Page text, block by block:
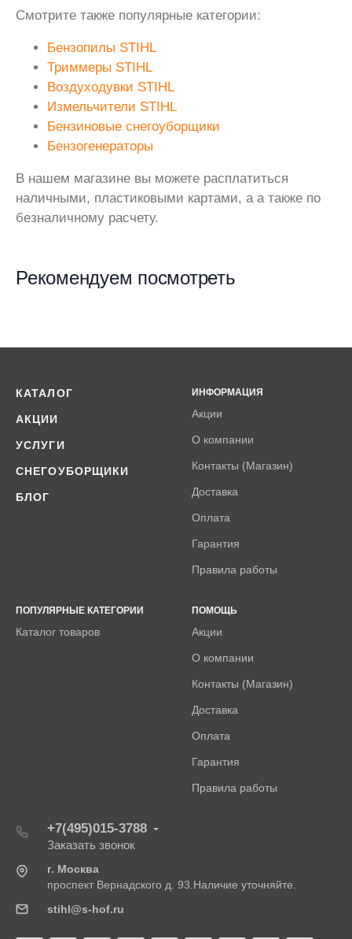
Смотрите также популярные категории:
Бензопилы STIHL
Триммеры STIHL
Воздуходувки STIHL
Измельчители STIHL
Бензиновые снегоуборщики
Бензогенераторы
В нашем магазине вы можете расплатиться
наличными, пластиковыми картами, а а также по
безналичному расчету.
Рекомендуем посмотреть
КАТАЛОГ
АКЦИИ
УСЛУГИ
СНЕГОУБОРЩИКИ
БЛОГ
ИНФОРМАЦИЯ
Акции
О компании
Контакты (Магазин)
Доставка
Оплата
Гарантия
Правила работы
ПОПУЛЯРНЫЕ КАТЕГОРИИ
Каталог товаров
ПОМОЩЬ
Акции
О компании
Контакты (Магазин)
Доставка
Оплата
Гарантия
Правила работы
+7(495)015-3788
Заказать звонок
г. Москва
проспект Вернадского д. 93.Наличие уточняйте.
stihl@s-hof.ru